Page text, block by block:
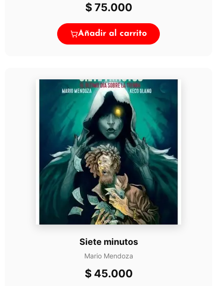
$75.000
Añadir al carrito
Siete minutos
Mario Mendoza
$45.000